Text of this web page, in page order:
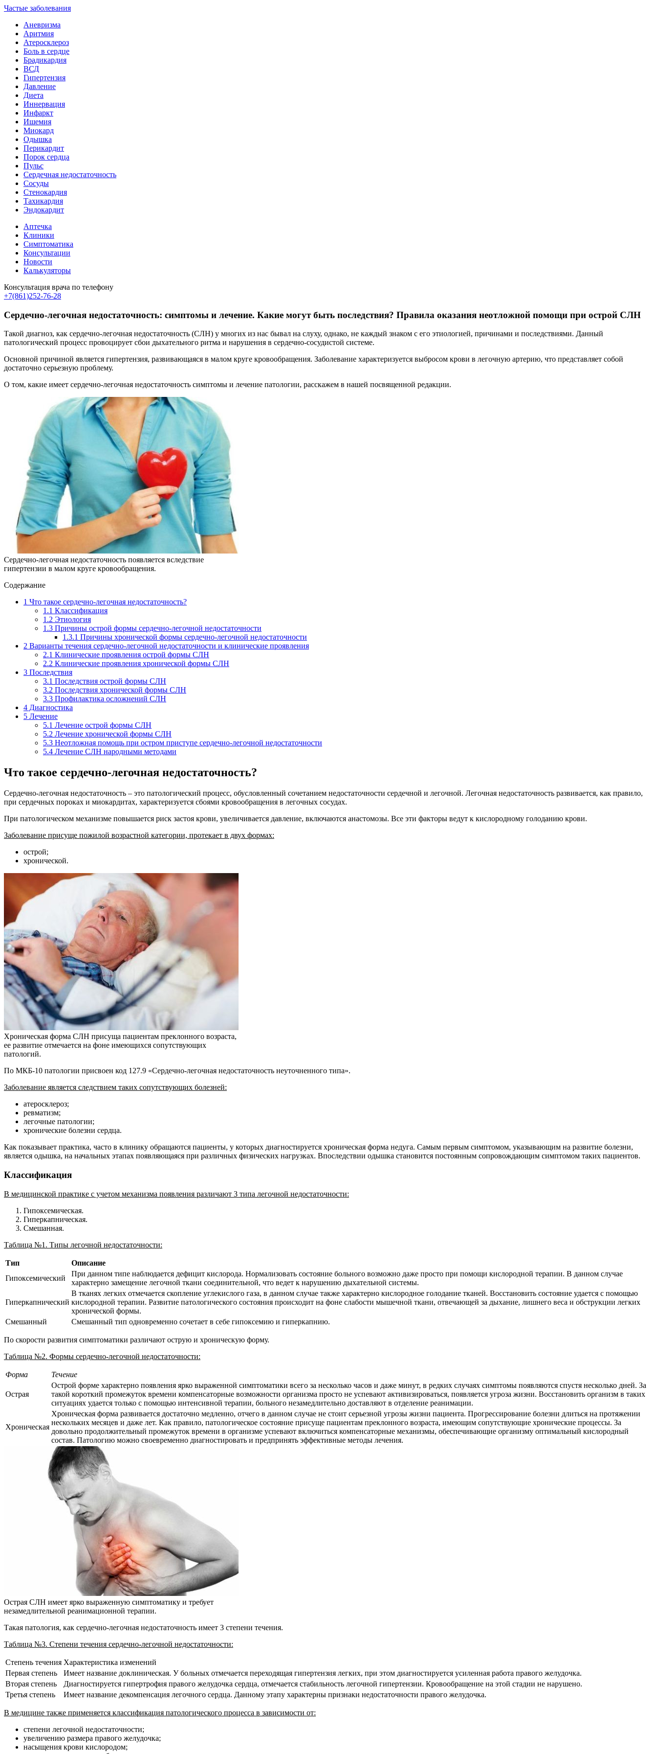
Частые заболевания
Аневризма
Аритмия
Атеросклероз
Боль в сердце
Брадикардия
ВСД
Гипертензия
Давление
Диета
Иннервация
Инфаркт
Ишемия
Миокард
Одышка
Перикардит
Порок сердца
Пульс
Сердечная недостаточность
Сосуды
Стенокардия
Тахикардия
Эндокардит
Аптечка
Клиники
Симптоматика
Консультации
Новости
Калькуляторы
Консультация врача по телефону
+7(861)252-76-28
Сердечно-легочная недостаточность: симптомы и лечение. Какие могут быть последствия? Правила оказания неотложной помощи при острой СЛН
Такой диагноз, как сердечно-легочная недостаточность (СЛН) у многих из нас бывал на слуху, однако, не каждый знаком с его этиологией, причинами и последствиями. Данный
патологический процесс провоцирует сбои дыхательного ритма и нарушения в сердечно-сосудистой системе.
Основной причиной является гипертензия, развивающаяся в малом круге кровообращения. Заболевание характеризуется выбросом крови в легочную артерию, что представляет собой
достаточно серьезную проблему.
О том, какие имеет сердечно-легочная недостаточность симптомы и лечение патологии, расскажем в нашей посвященной редакции.
Сердечно-легочная недостаточность появляется вследствие
гипертензии в малом круге кровообращения.
Содержание
1 Что такое сердечно-легочная недостаточность?
1.1 Классификация
1.2 Этиология
1.3 Причины острой формы сердечно-легочной недостаточности
1.3.1 Причины хронической формы сердечно-легочной недостаточности
2 Варианты течения сердечно-легочной недостаточности и клинические проявления
2.1 Клинические проявления острой формы СЛН
2.2 Клинические проявления хронической формы СЛН
3 Последствия
3.1 Последствия острой формы СЛН
3.2 Последствия хронической формы СЛН
3.3 Профилактика осложнений СЛН
4 Диагностика
5 Лечение
5.1 Лечение острой формы СЛН
5.2 Лечение хронической формы СЛН
5.3 Неотложная помощь при остром приступе сердечно-легочной недостаточности
5.4 Лечение СЛН народными методами
Что такое сердечно-легочная недостаточность?
Сердечно-легочная недостаточность – это патологический процесс, обусловленный сочетанием недостаточности сердечной и легочной. Легочная недостаточность развивается, как правило,
при сердечных пороках и миокардитах, характеризуется сбоями кровообращения в легочных сосудах.
При патологическом механизме повышается риск застоя крови, увеличивается давление, включаются анастомозы. Все эти факторы ведут к кислородному голоданию крови.
Заболевание присуще пожилой возрастной категории, протекает в двух формах:
острой;
хронической.
Хроническая форма СЛН присуща пациентам преклонного возраста,
ее развитие отмечается на фоне имеющихся сопутствующих
патологий.
По МКБ-10 патологии присвоен код 127.9 «Сердечно-легочная недостаточность неуточненного типа».
Заболевание является следствием таких сопутствующих болезней:
атеросклероз;
ревматизм;
легочные патологии;
хронические болезни сердца.
Как показывает практика, часто в клинику обращаются пациенты, у которых диагностируется хроническая форма недуга. Самым первым симптомом, указывающим на развитие болезни,
является одышка, на начальных этапах появляющаяся при различных физических нагрузках. Впоследствии одышка становится постоянным сопровождающим симптомом таких пациентов.
Классификация
В медицинской практике с учетом механизма появления различают 3 типа легочной недостаточности:
Гипоксемическая.
Гиперкапническая.
Смешанная.
Таблица №1. Типы легочной недостаточности:
Тип
Описание
Гипоксемический
При данном типе наблюдается дефицит кислорода. Нормализовать состояние больного возможно даже просто при помощи кислородной терапии. В данном случае
характерно замещение легочной ткани соединительной, что ведет к нарушению дыхательной системы.
Гиперкапнический
В тканях легких отмечается скопление углекислого газа, в данном случае также характерно кислородное голодание тканей. Восстановить состояние удается с помощью
кислородной терапии. Развитие патологического состояния происходит на фоне слабости мышечной ткани, отвечающей за дыхание, лишнего веса и обструкции легких
хронической формы.
Смешанный
Смешанный тип одновременно сочетает в себе гипоксемию и гиперкапнию.
По скорости развития симптоматики различают острую и хроническую форму.
Таблица №2. Формы сердечно-легочной недостаточности:
Форма Течение
Острая
Острой форме характерно появления ярко выраженной симптоматики всего за несколько часов и даже минут, в редких случаях симптомы появляются спустя несколько дней. За
такой короткий промежуток времени компенсаторные возможности организма просто не успевают активизироваться, появляется угроза жизни. Восстановить организм в таких
ситуациях удается только с помощью интенсивной терапии, больного незамедлительно доставляют в отделение реанимации.
Хроническая
Хроническая форма развивается достаточно медленно, отчего в данном случае не стоит серьезной угрозы жизни пациента. Прогрессирование болезни длиться на протяжении
нескольких месяцев и даже лет. Как правило, патологическое состояние присуще пациентам преклонного возраста, имеющим сопутствующие хронические процессы. За
довольно продолжительный промежуток времени в организме успевают включиться компенсаторные механизмы, обеспечивающие организму оптимальный кислородный
состав. Патологию можно своевременно диагностировать и предпринять эффективные методы лечения.
Острая СЛН имеет ярко выраженную симптоматику и требует
незамедлительной реанимационной терапии.
Такая патология, как сердечно-легочная недостаточность имеет 3 степени течения.
Таблица №3. Степени течения сердечно-легочной недостаточности:
Степень течения Характеристика изменений
Первая степень
Имеет название доклиническая. У больных отмечается переходящая гипертензия легких, при этом диагностируется усиленная работа правого желудочка.
Вторая степень
Диагностируется гипертрофия правого желудочка сердца, отмечается стабильность легочной гипертензии. Кровообращение на этой стадии не нарушено.
Третья степень
Имеет название декомпенсация легочного сердца. Данному этапу характерны признаки недостаточности правого желудочка.
В медицине также применяется классификация патологического процесса в зависимости от:
степени легочной недостаточности;
увеличению размера правого желудочка;
насыщения крови кислородом;